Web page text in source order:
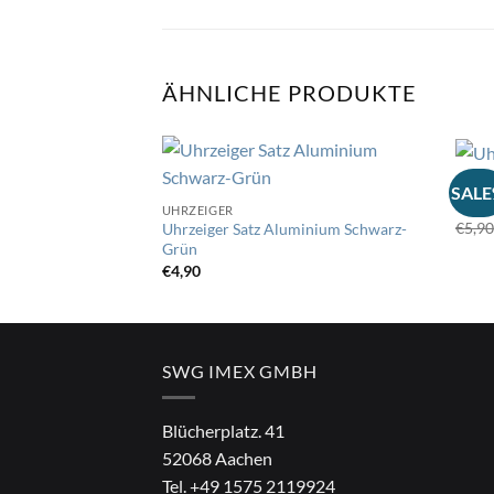
ÄHNLICHE PRODUKTE
die
UHRZEIGER
Uhrzeiger Satz Aluminium Schwarz-
Grün
€4,90
SALE
€5,90
SWG IMEX GMBH
Blücherplatz. 41
52068 Aachen
Tel.+49 1575 2119924